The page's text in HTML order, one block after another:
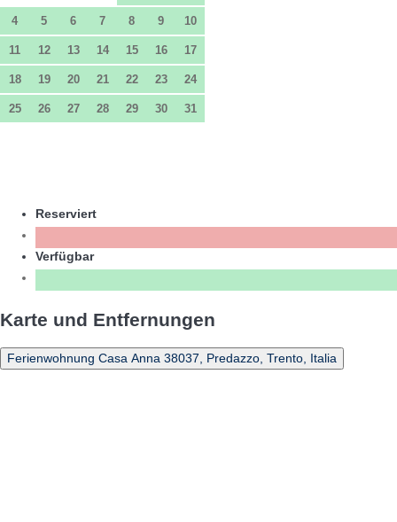
4 5 6 7 8 9 10
11 12 13 14 15 16 17
18 19 20 21 22 23 24
25 26 27 28 29 30 31
Reserviert
Verfügbar
Karte und Entfernungen
Ferienwohnung Casa Anna 38037, Predazzo, Trento, Italia